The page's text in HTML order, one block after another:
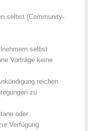
selbst (Community-
selbst
Vorträge keine
reichen
zu
oder
Verfügung